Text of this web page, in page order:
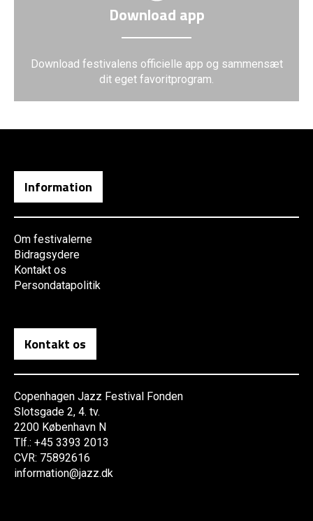
Download app
Download festivalens officielle app og sammensæt
dit eget favoritprogram.
Information
Om festivalerne
Bidragsydere
Kontakt os
Persondatapolitik
Kontakt os
Copenhagen Jazz Festival Fonden
Slotsgade 2, 4. tv.
2200 København N
Tlf.: +45 3393 2013
CVR: 75892616
information@jazz.dk